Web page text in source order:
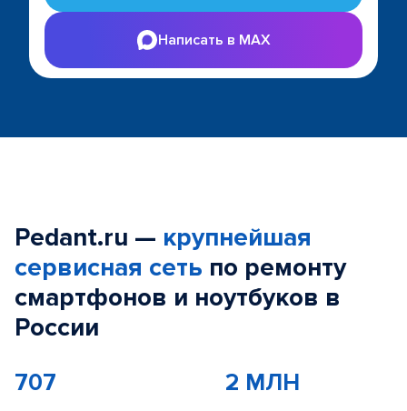
Написать в MAX
Pedant.ru — крупнейшая
сервисная сеть по ремонту
смартфонов и ноутбуков в
России
707 2 МЛН